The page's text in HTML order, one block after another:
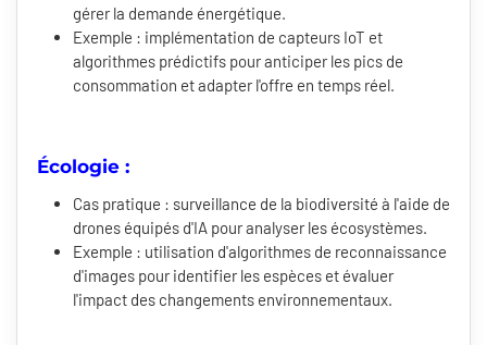
gérer la demande énergétique.
Exemple : implémentation de capteurs IoT et
algorithmes prédictifs pour anticiper les pics de
consommation et adapter l'offre en temps réel.
Écologie :
Cas pratique : surveillance de la biodiversité à l'aide de
drones équipés d'IA pour analyser les écosystèmes.
Exemple : utilisation d'algorithmes de reconnaissance
d'images pour identifier les espèces et évaluer
l'impact des changements environnementaux.